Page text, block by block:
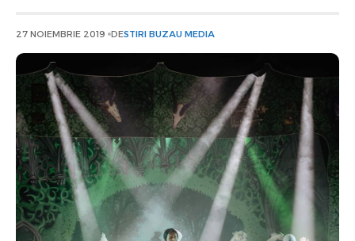
27 NOIEMBRIE 2019 DESTIRI BUZAU MEDIA